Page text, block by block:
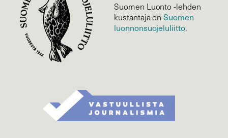
Suomen Luonto -lehden
kustantaja onSuomen
luonnonsuojelu­liitto.